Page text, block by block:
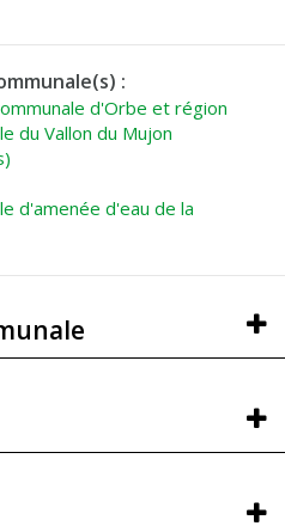
:
d'Orbe et région
du Vallon du Mujon
d'amenée d'eau de la